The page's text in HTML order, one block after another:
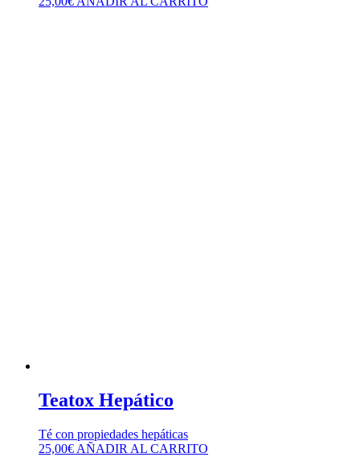
Teatox Hepático
Té con propiedades hepáticas
25,00€ AÑADIR AL CARRITO